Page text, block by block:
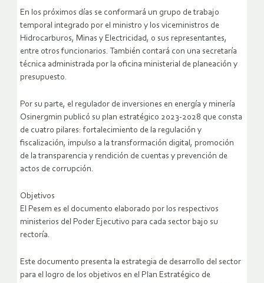
En los próximos días se conformará un grupo de trabajo
temporal integrado por el ministro y los viceministros de
Hidrocarburos, Minas y Electricidad, o sus representantes,
entre otros funcionarios. También contará con una secretaría
técnica administrada por la oficina ministerial de planeación y
presupuesto.
Por su parte, el regulador de inversiones en energía y minería
Osinergmin publicó su plan estratégico 2023-2028 que consta
de cuatro pilares: fortalecimiento de la regulación y
fiscalización, impulso a la transformación digital, promoción
de la transparencia y rendición de cuentas y prevención de
actos de corrupción.
Objetivos
El Pesem es el documento elaborado por los respectivos
ministerios del Poder Ejecutivo para cada sector bajo su
rectoría.
Este documento presenta la estrategia de desarrollo del sector
para el logro de los objetivos en el Plan Estratégico de